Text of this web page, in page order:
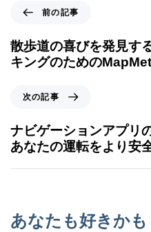
前の記事
散歩道の喜びを発見す
キングのための
次の記事
ナビゲーションアプリ
あなたの運転をより安
あなたも好きか